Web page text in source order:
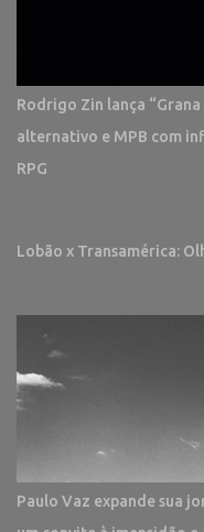
Rodrigo Zin lança
alternativo e MPB com
RPG
Lobão x Transamérica:
Paulo Vaz expande sua